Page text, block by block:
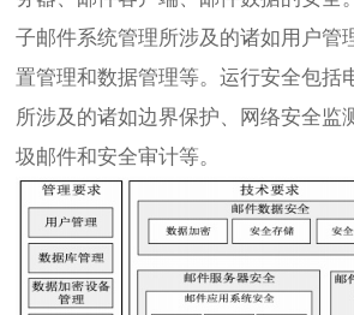
子邮件系统管理所涉及的诸如用户管
置管理和数据管理等。运行安全包括
所涉及的诸如边界保护、网络安全监
圾邮件和安全审计等。